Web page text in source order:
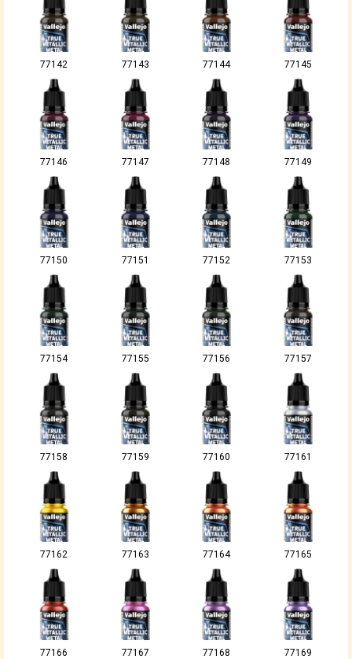
77142 77143 77144 77145
77146 77147 77148 77149
77150 77151 77152 77153
77154 77155 77156 77157
77158 77159 77160 77161
77162 77163 77164 77165
77166 77167 77168 77169